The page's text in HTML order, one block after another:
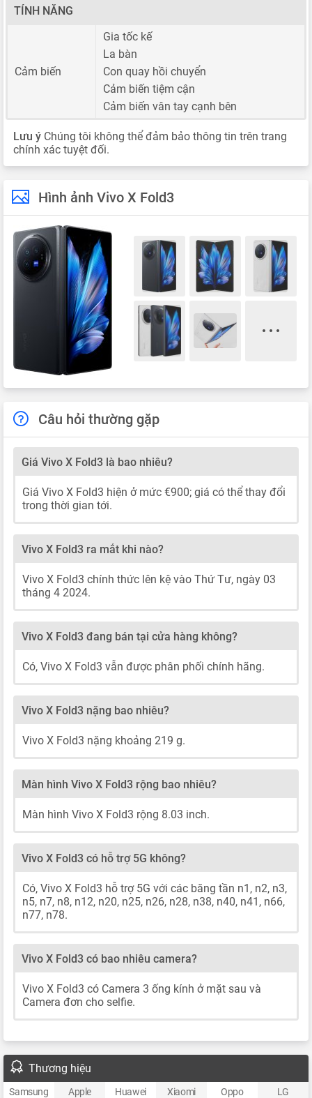
TÍNH NĂNG
Cảm biến
Gia tốc kế
La bàn
Con quay hồi chuyển
Cảm biến tiệm cận
Cảm biến vân tay cạnh bên
Lưu ý Chúng tôi không thể đảm bảo thông tin trên trang
chính xác tuyệt đối.
Hình ảnh Vivo X Fold3
Câu hỏi thường gặp
Giá Vivo X Fold3 là bao nhiêu?
Giá Vivo X Fold3 hiện ở mức €900; giá có thể thay đổi
trong thời gian tới.
Vivo X Fold3 ra mắt khi nào?
Vivo X Fold3 chính thức lên kệ vào Thứ Tư, ngày 03
tháng 4 2024.
Vivo X Fold3 đang bán tại cửa hàng không?
Có, Vivo X Fold3 vẫn được phân phối chính hãng.
Vivo X Fold3 nặng bao nhiêu?
Vivo X Fold3 nặng khoảng 219 g.
Màn hình Vivo X Fold3 rộng bao nhiêu?
Màn hình Vivo X Fold3 rộng 8.03 inch.
Vivo X Fold3 có hỗ trợ 5G không?
Có, Vivo X Fold3 hỗ trợ 5G với các băng tần n1, n2, n3,
n5, n7, n8, n12, n20, n25, n26, n28, n38, n40, n41, n66,
n77, n78.
Vivo X Fold3 có bao nhiêu camera?
Vivo X Fold3 có Camera 3 ống kính ở mặt sau và
Camera đơn cho selfie.
Thương hiệu
Samsung Apple Huawei Xiaomi Oppo
LG